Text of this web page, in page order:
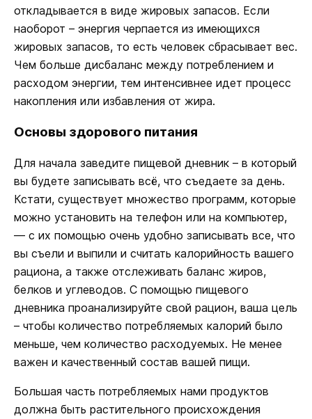
откладывается в виде жировых запасов. Если
наоборот – энергия черпается из имеющихся
жировых запасов, то есть человек сбрасывает вес.
Чем больше дисбаланс между потреблением и
расходом энергии, тем интенсивнее идет процесс
накопления или избавления от жира.
Основы здорового питания
Для начала заведите пищевой дневник – в который
вы будете записывать всё, что съедаете за день.
Кстати, существует множество программ, которые
можно установить на телефон или на компьютер,
— с их помощью очень удобно записывать все, что
вы съели и выпили и считать калорийность вашего
рациона, а также отслеживать баланс жиров,
белков и углеводов. С помощью пищевого
дневника проанализируйте свой рацион, ваша цель
– чтобы количество потребляемых калорий было
меньше, чем количество расходуемых. Не менее
важен и качественный состав вашей пищи.
Большая часть потребляемых нами продуктов
должна быть растительного происхождения